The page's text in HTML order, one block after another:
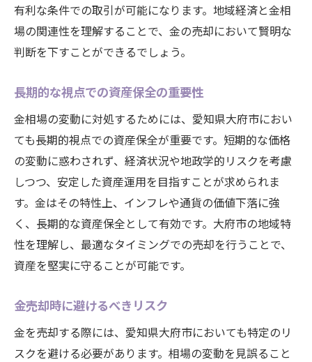
地域の需要と供給が相場に与える影響
地元イベントが金価格に及ぼす影響例
地域金融機関の動向と金相場の関連性
最大の利益を得るための戦略と売却成功のポイ
ント
効果的な交渉術で利益を最大化する
投資視点から見た金の売却戦略
売却前に考慮すべき重要な要素
市場分析を基にした売却計画の立案
失敗を防ぐためのリスク管理術
長期的視点での資産運用と売却戦略
有利な条件での取引が可能になります。地域経済と金相
場の関連性を理解することで、金の売却において賢明な
判断を下すことができるでしょう。
長期的な視点での資産保全の重要性
金相場の変動に対処するためには、愛知県大府市におい
ても長期的視点での資産保全が重要です。短期的な価格
の変動に惑わされず、経済状況や地政学的リスクを考慮
しつつ、安定した資産運用を目指すことが求められま
す。金はその特性上、インフレや通貨の価値下落に強
く、長期的な資産保全として有効です。大府市の地域特
性を理解し、最適なタイミングでの売却を行うことで、
資産を堅実に守ることが可能です。
金売却時に避けるべきリスク
金を売却する際には、愛知県大府市においても特定のリ
スクを避ける必要があります。相場の変動を見誤ること